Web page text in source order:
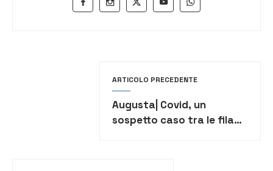
ARTICOLO PRECEDENTE
Augusta| Covid, un
sospetto caso tra le fila